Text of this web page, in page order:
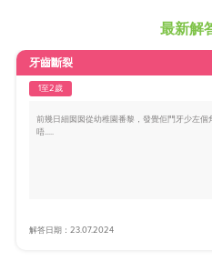
最新解
牙齒斷裂
1至2歲
前幾日細囡囡從幼稚園番黎，發覺佢門牙少左
唔.....
解答日期：23.07.2024